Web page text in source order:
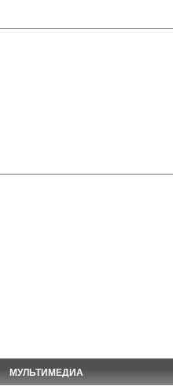
МУЛЬТИМЕДИА